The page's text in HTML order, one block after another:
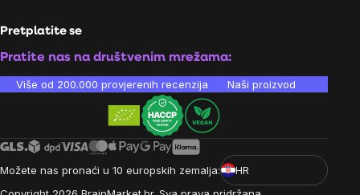
Pretplatite se
Pratite nas na društvenim mrežama:
Više od 200.000 provjerenih recenzija Naši proizvodi su
Možete nas pronaći u 10 europskih zemalja:
HR